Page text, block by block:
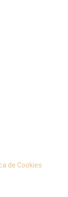
de Cookies